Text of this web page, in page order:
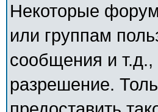
Некоторые
или группам
сообщения и
разрешение.